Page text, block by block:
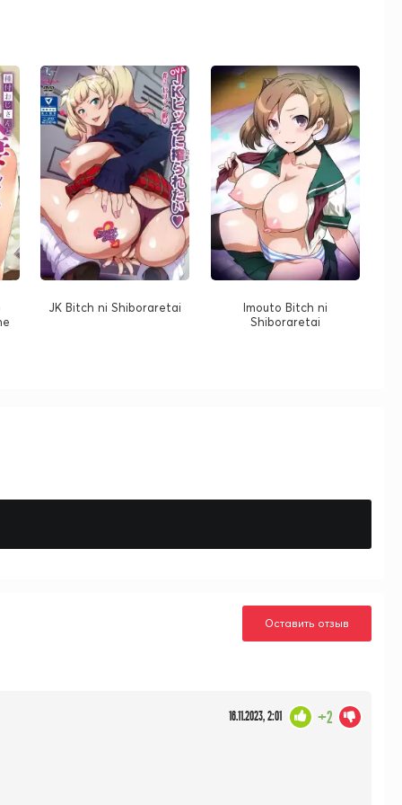
JK Bitch ni Shiboraretai
Imouto Bitch ni
Shiboraretai
Оставить отзыв
16.11.2023, 2:01 +2